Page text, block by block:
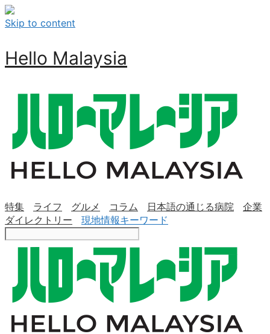
Skip to content
Hello Malaysia
特集 ライフ グルメ コラム 日本語の通じる病院
企業
ダイレクトリー
現地情報キーワード